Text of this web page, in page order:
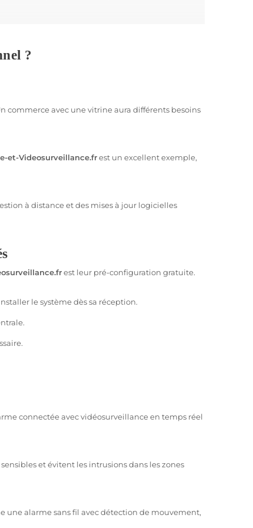
protection complète contre les intrusions, le
pour une solution professionnelle :
Professionnels
professionnelle est conçue pour répondre
comme la vidéosurveillance en
de sécurité. Installer un système d’alarme
disponibles. Voici les principaux types de
grandes installations comme les bâtiments
elles offrent une grande flexibilité. De plus,
faciale ou la détection de mouvement. Elles
depuis votre smartphone.
essentielles :
?
commerce avec une vitrine aura différents besoins
et-Videosurveillance.frest un excellent exemple,
à distance et des mises à jour logicielles
est leur pré-configuration gratuite.
le système dès sa réception.
connectée avec vidéosurveillance en temps réel
et évitent les intrusions dans les zones
une alarme sans fil avec détection de mouvement,